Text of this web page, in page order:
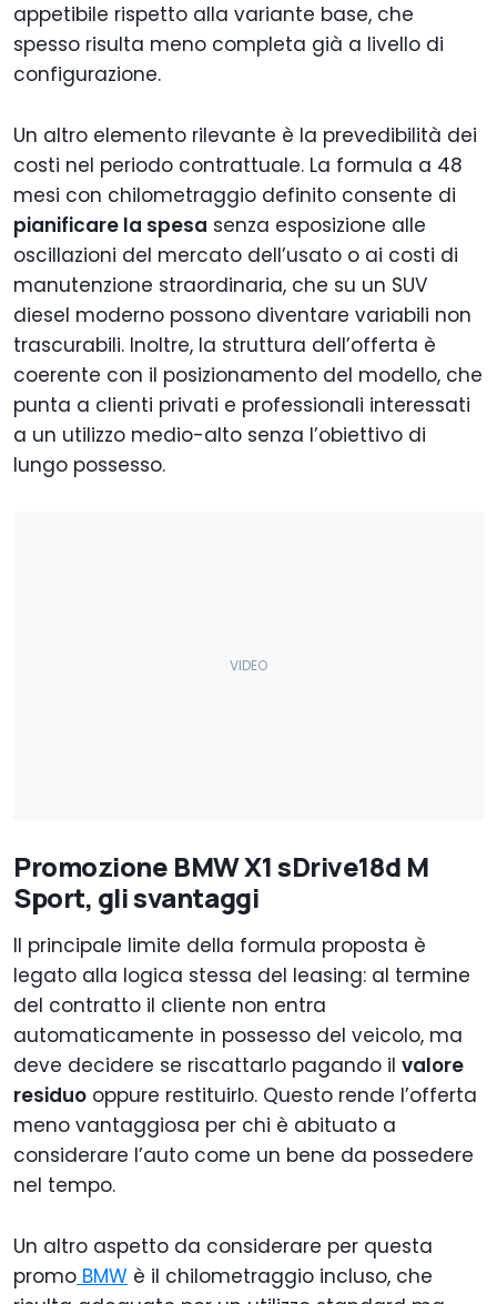
appetibile rispetto alla variante base, che
spesso risulta meno completa già a livello di
configurazione.
Un altro elemento rilevante è la prevedibilità dei
costi nel periodo contrattuale. La formula a 48
mesi con chilometraggio definito consente di
pianificare la spesa senza esposizione alle
oscillazioni del mercato dell’usato o ai costi di
manutenzione straordinaria, che su un SUV
diesel moderno possono diventare variabili non
trascurabili. Inoltre, la struttura dell’offerta è
coerente con il posizionamento del modello, che
punta a clienti privati e professionali interessati
a un utilizzo medio-alto senza l’obiettivo di
lungo possesso.
Promozione BMW X1 sDrive18d M
Sport, gli svantaggi
Il principale limite della formula proposta è
legato alla logica stessa del leasing: al termine
del contratto il cliente non entra
automaticamente in possesso del veicolo, ma
deve decidere se riscattarlo pagando il valore
residuo oppure restituirlo. Questo rende l’offerta
meno vantaggiosa per chi è abituato a
considerare l’auto come un bene da possedere
nel tempo.
Un altro aspetto da considerare per questa
promo BMW è il chilometraggio incluso, che